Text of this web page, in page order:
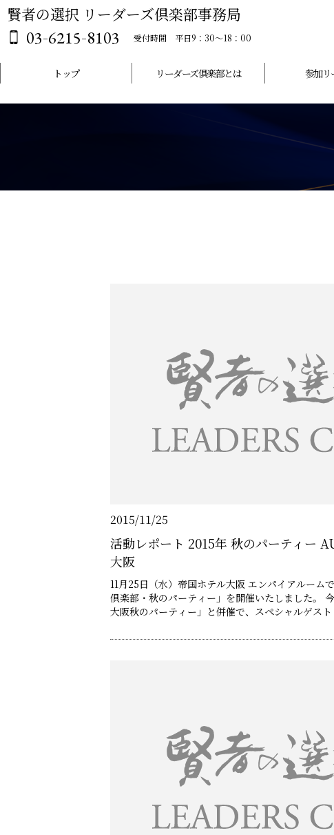
賢者の選択 リーダーズ倶楽部事務局
03-6215-8103 受付時間 平日9：30～18：00
トップ リーダーズ倶楽部とは 参加リ
2015/11/25
活動レポート 2015年 秋のパーティー
大阪
11月25日（水）帝国ホテル大阪 エンパイアルーム
倶楽部・秋のパーティー」を開催いたしました。 今回は「賢者の選択2015
大阪秋のパーティー」と併催で、スペシャルゲスト
ご用意。約150人の方々にご参加いただきました。